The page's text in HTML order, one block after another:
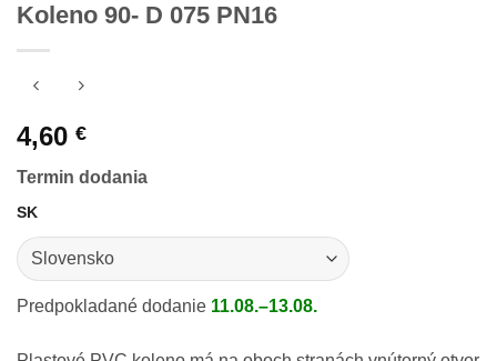
Koleno 90- D 075 PN16
4,60 €
Termin dodania
SK
Predpokladané dodanie 11.08.–13.08.